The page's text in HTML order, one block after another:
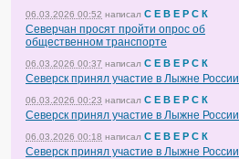
06.03.2026 00:52 написал С Е В Е Р С К
Северчан просят пройти опрос об
общественном транспорте
06.03.2026 00:37 написал С Е В Е Р С К
Северск принял участие в Лыжне России
06.03.2026 00:23 написал С Е В Е Р С К
Северск принял участие в Лыжне России
06.03.2026 00:18 написал С Е В Е Р С К
Северск принял участие в Лыжне России